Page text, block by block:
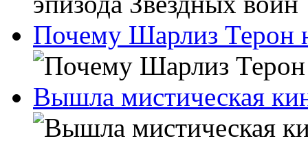
Почему Шарлиз Терон
Вышла мистическая